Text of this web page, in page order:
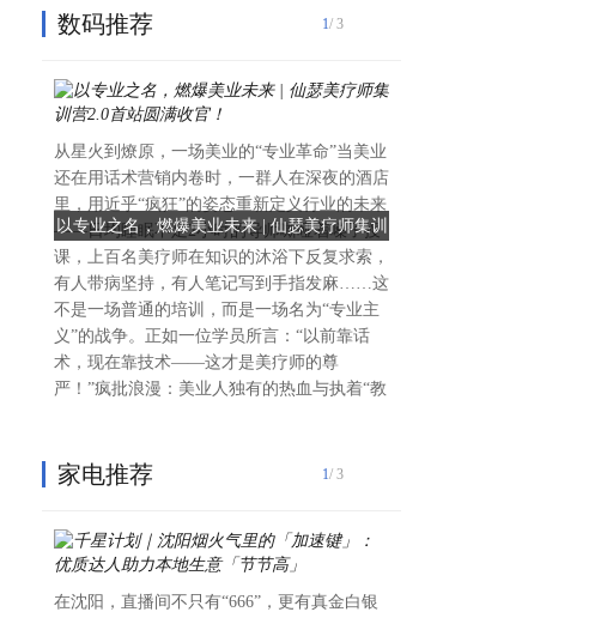
数码推荐
以专业之名，燃爆美业未来 | 仙瑟美疗师集训
营2.0首站圆满收官！
从星火到燎原，一场美业的“专业革命”当美业
还在用话术营销内卷时，一群人在深夜的酒店
里，用近乎“疯狂”的姿态重新定义行业的未来
——日均睡眠不足2小时的导师嘶哑着嗓子授
课，上百名美疗师在知识的沐浴下反复求索，
有人带病坚持，有人笔记写到手指发麻……这
不是一场普通的培训，而是一场名为“专业主
义”的战争。正如一位学员所言：“以前靠话
术，现在靠技术——这才是美疗师的尊
严！”疯批浪漫：美业人独有的热血与执着“教
1/ 3
家电推荐
在沈阳，直播间不只有“666”，更有真金白银
1/ 3